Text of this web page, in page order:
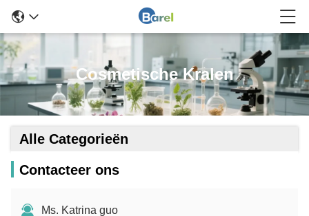
Cosmetische Kralen
Alle Categorieën
Contacteer ons
Ms. Katrina guo